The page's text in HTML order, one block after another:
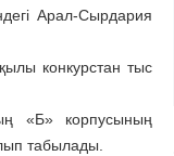
Арал-Сырдария
конкурстан тыс
«Б» корпусының
табылады.